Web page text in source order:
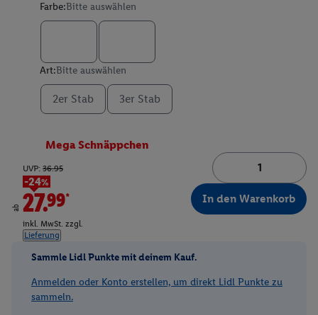
Farbe:Bitte auswählen
Art:Bitte auswählen
2er Stab 3er Stab
Mega Schnäppchen
ab
UVP: 36.95
-24%
27.99*
inkl. MwSt. zzgl.
Lieferung
In den Warenkorb
Sammle Lidl Punkte mit deinem Kauf.
Anmelden oder Konto erstellen, um direkt Lidl Punkte zu
sammeln.